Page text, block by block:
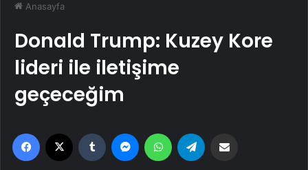
Anasayfa
Donald Trump: Kuzey Kore
lideri ile iletişime
geçeceğim
Facebook Tumblr MessengerWhatsApp